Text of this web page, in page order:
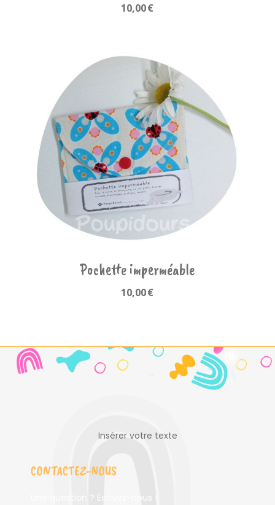
10,00€
Pochette imperméable
10,00€
Insérer votre texte
CONTACTEZ-NOUS
Une question ? Ecrivez-nous !